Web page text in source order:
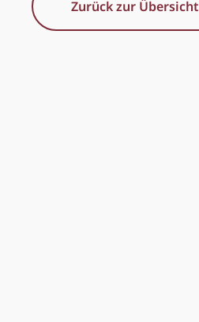
Zurück zur Übersicht